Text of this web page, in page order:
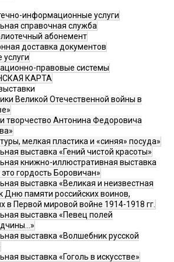
информационные услуги
справочная служба
абонемент
доставка документов
услуги
правовые системы
КАРТА
Великой Отечественной войны в
творчество Антонина Федоровича
мелкая пластика и «синяя» посуда»
выставка «Гений чистой красоты»
книжно-иллюстративная выставка
гордость Боровичан»
выставка «Великая и неизвестная
Дню памяти российских воинов,
в Первой мировой войне 1914-1918 гг.
выставка «Певец полей
выставка «Волшебник русской
выставка «Гоголь в искусстве»